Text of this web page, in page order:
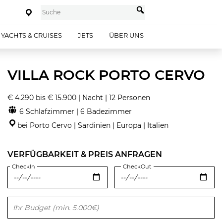
YACHTS & CRUISES JETS ÜBER UNS
VILLA ROCK PORTO CERVO
€ 4.290 bis € 15.900 | Nacht | 12 Personen
6 Schlafzimmer | 6 Badezimmer
bei Porto Cervo | Sardinien | Europa | Italien
VERFÜGBARKEIT & PREIS ANFRAGEN
CheckIn CheckOut
Bitte lasse dieses Feld leer.